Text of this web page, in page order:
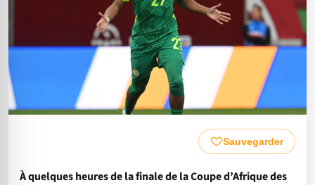
Sauvegarder
À quelques heures de la finale de la Coupe d’Afrique des